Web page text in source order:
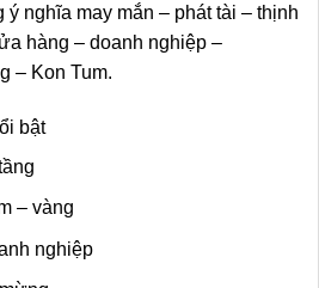
ý nghĩa may mắn – phát tài – thịnh
hàng – doanh nghiệp –
– Kon Tum.
bật
– vàng
nghiệp